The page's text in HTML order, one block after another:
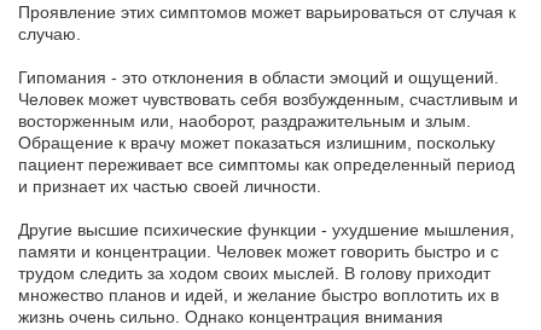
Проявление этих симптомов может варьироваться от случая к
случаю.
Гипомания - это отклонения в области эмоций и ощущений.
Человек может чувствовать себя возбужденным, счастливым и
восторженным или, наоборот, раздражительным и злым.
Обращение к врачу может показаться излишним, поскольку
пациент переживает все симптомы как определенный период
и признает их частью своей личности.
Другие высшие психические функции - ухудшение мышления,
памяти и концентрации. Человек может говорить быстро и с
трудом следить за ходом своих мыслей. В голову приходит
множество планов и идей, и желание быстро воплотить их в
жизнь очень сильно. Однако концентрация внимания